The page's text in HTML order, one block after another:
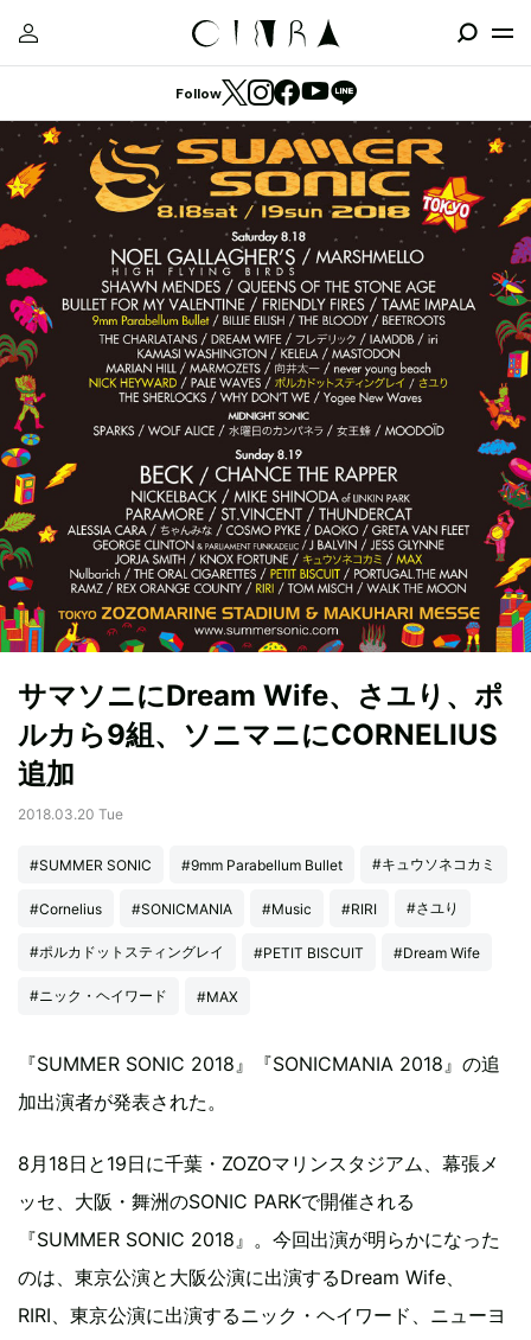
Follow
サマソニにDream Wife、さユり、ポ
ルカら9組、ソニマニにCORNELIUS
追加
2018.03.20 Tue
#SUMMER SONIC #9mm Parabellum Bullet #キュウソネコカミ
#Cornelius #SONICMANIA #Music #RIRI #さユり
#ポルカドットスティングレイ #PETIT BISCUIT #Dream Wife
#ニック・ヘイワード #MAX
『SUMMER SONIC 2018』『SONICMANIA 2018』の追
加出演者が発表された。
8月18日と19日に千葉・ZOZOマリンスタジアム、幕張メ
ッセ、大阪・舞洲のSONIC PARKで開催される
『SUMMER SONIC 2018』。今回出演が明らかになった
のは、東京公演と大阪公演に出演するDream Wife、
RIRI、東京公演に出演するニック・ヘイワード、ニューヨ